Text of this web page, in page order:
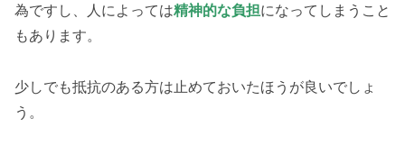
為ですし、人によっては精神的な負担になってしまうこと
もあります。
少しでも抵抗のある方は止めておいたほうが良いでしょ
う。